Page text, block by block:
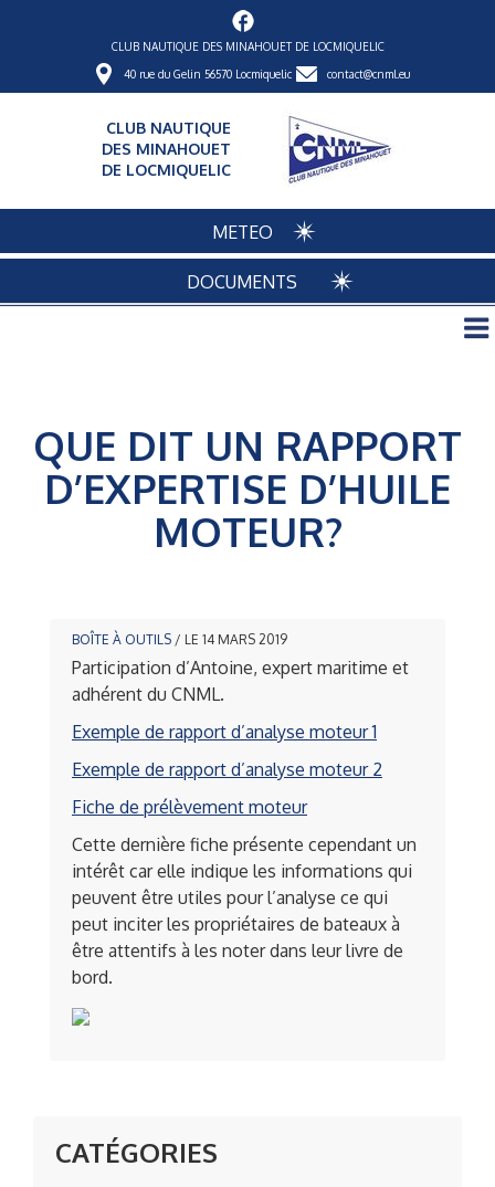
CLUB NAUTIQUE DES MINAHOUET DE LOCMIQUELIC
40 rue du Gelin 56570 Locmiquelic contact@cnml.eu
CLUB NAUTIQUE
DES MINAHOUET
DE LOCMIQUELIC
METEO
DOCUMENTS
QUE DIT UN RAPPORT
D’EXPERTISE D’HUILE
MOTEUR?
BOÎTE À OUTILS / LE 14 MARS 2019
Participation d’Antoine, expert maritime et
adhérent du CNML.
Exemple de rapport d’analyse moteur 1
Exemple de rapport d’analyse moteur 2
Fiche de prélèvement moteur
Cette dernière fiche présente cependant un
intérêt car elle indique les informations qui
peuvent être utiles pour l’analyse ce qui
peut inciter les propriétaires de bateaux à
être attentifs à les noter dans leur livre de
bord.
CATÉGORIES